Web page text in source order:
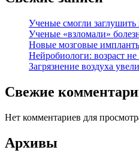
Ученые смогли
Ученые «взломали»
Новые мозговые
Нейробиологи: возраст
Загрязнение воздуха
Свежие
Нет комментариев для
Архивы